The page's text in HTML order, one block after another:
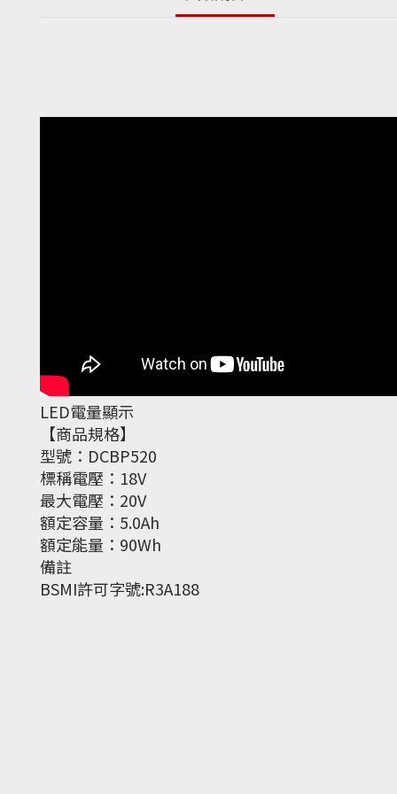
LED電量顯示
【商品規格】
型號：DCBP520
標稱電壓：18V
最大電壓：20V
額定容量：5.0Ah
額定能量：90Wh
備註
BSMI許可字號:R3A188